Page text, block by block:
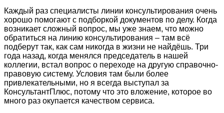
Каждый раз специалисты линии консультирования очень
хорошо помогают с подборкой документов по делу. Когда
возникает сложный вопрос, мы уже знаем, что можно
обратиться на линию консультирования – там всё
подберут так, как сам никогда в жизни не найдёшь. Три
года назад, когда менялся председатель в нашей
коллегии, встал вопрос о переходе на другую справочно-
правовую систему. Условия там были более
привлекательными, но я всегда выступал за
КонсультантПлюс, потому что это вложение, которое во
много раз окупается качеством сервиса.